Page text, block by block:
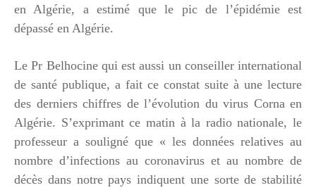
en Algérie, a estimé que le pic de l’épidémie est
dépassé en Algérie.
Le Pr Belhocine qui est aussi un conseiller international
de santé publique, a fait ce constat suite à une lecture
des derniers chiffres de l’évolution du virus Corna en
Algérie. S’exprimant ce matin à la radio nationale, le
professeur a souligné que « les données relatives au
nombre d’infections au coronavirus et au nombre de
décès dans notre pays indiquent une sorte de stabilité